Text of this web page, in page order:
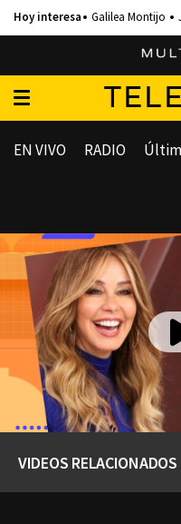
Galilea Montijo
EN VIVO RADIO
VIDEOS RELACIONADOS